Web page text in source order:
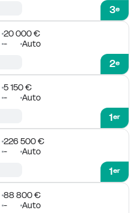
3e
20 000 €
- Auto
2e
5 150 €
- Auto
1er
226 500 €
- Auto
1er
88 800 €
- Auto